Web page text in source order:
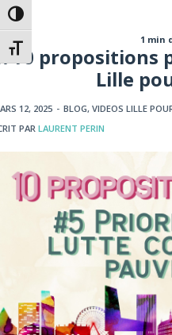
Passer en contraste élevé
Changer la taille de la police
1 min
10 propositions
Lille
12, 2025 - BLOG, VIDEOS LILLE
PARLAURENT PERIN